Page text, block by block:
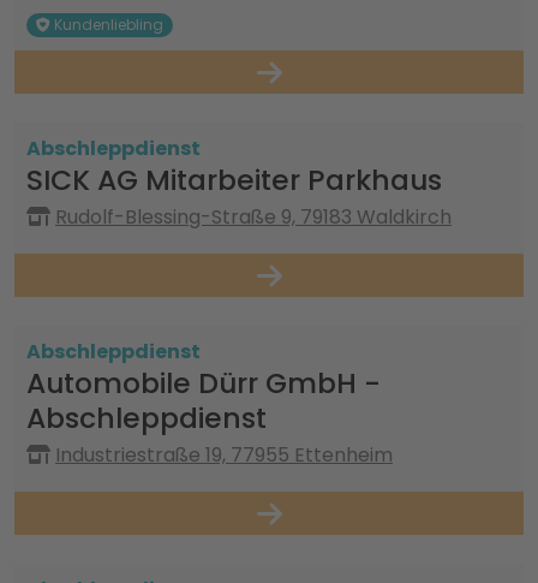
Kundenliebling
Abschleppdienst
SICK AG Mitarbeiter Parkhaus
Rudolf-Blessing-Straße 9, 79183 Waldkirch
Abschleppdienst
Automobile Dürr GmbH -
Abschleppdienst
Industriestraße 19, 77955 Ettenheim